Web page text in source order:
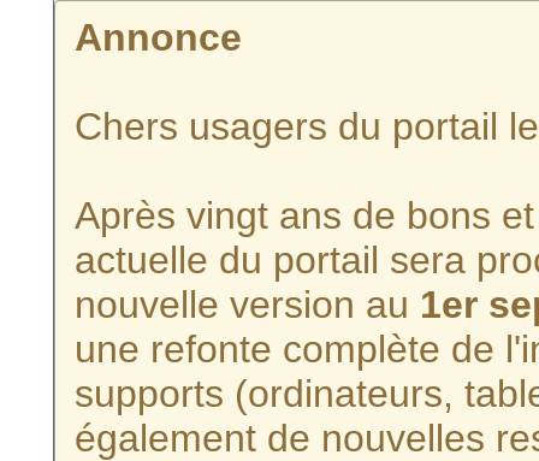
Annonce
Chers usagers du portail
Après vingt ans de bons
actuelle du portail sera
nouvelle version au 1er
une refonte complète de
supports (ordinateurs,
également de nouvelles